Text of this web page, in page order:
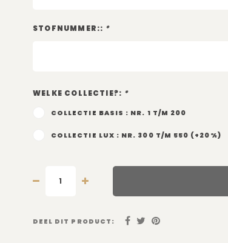
STOFNUMMER:: *
WELKE COLLECTIE?: *
COLLECTIE BASIS : NR. 1 T/M 200
COLLECTIE LUX : NR. 300 T/M 550 (+20%)
DEEL DIT PRODUCT: